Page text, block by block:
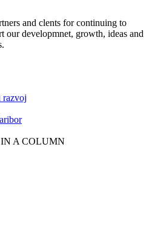
and clents for continuing to
our developmnet, growth, ideas and
A COLUMN